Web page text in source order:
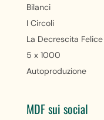
Bilanci
I Circoli
La Decrescita Felice
5 x 1000
Autoproduzione
MDF sui social